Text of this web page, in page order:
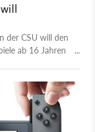
der CSU will den
ab 16 Jahren